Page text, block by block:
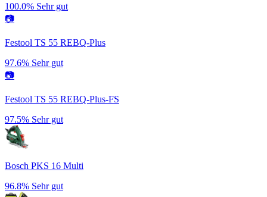
100.0% Sehr gut
📷
Festool TS 55 REBQ-Plus
97.6% Sehr gut
📷
Festool TS 55 REBQ-Plus-FS
97.5% Sehr gut
Bosch PKS 16 Multi
96.8% Sehr gut